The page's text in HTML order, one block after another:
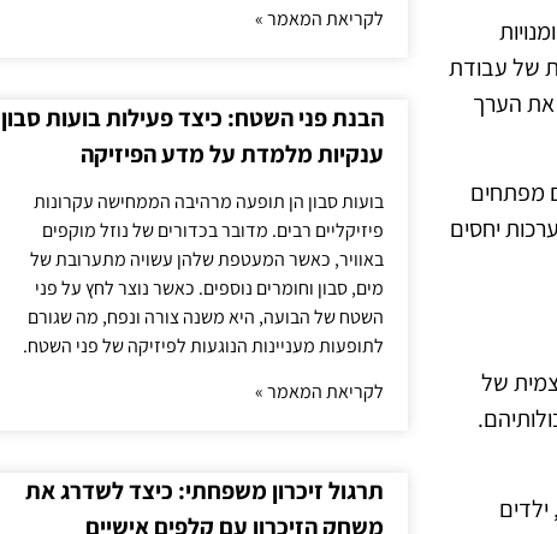
של עבודת
את הערך
מפתחים
יחסים
של
לקריאת המאמר »
הבנת פני השטח: כיצד פעילות בועות סבון
ענקיות מלמדת על מדע הפיזיקה
בועות סבון הן תופעה מרהיבה הממחישה עקרונות
פיזיקליים רבים. מדובר בכדורים של נוזל מוקפים
באוויר, כאשר המעטפת שלהן עשויה מתערובת של
מים, סבון וחומרים נוספים. כאשר נוצר לחץ על פני
השטח של הבועה, היא משנה צורה ונפח, מה שגורם
לתופעות מעניינות הנוגעות לפיזיקה של פני השטח.
לקריאת המאמר »
תרגול זיכרון משפחתי: כיצד לשדרג את
משחק הזיכרון עם קלפים אישיים